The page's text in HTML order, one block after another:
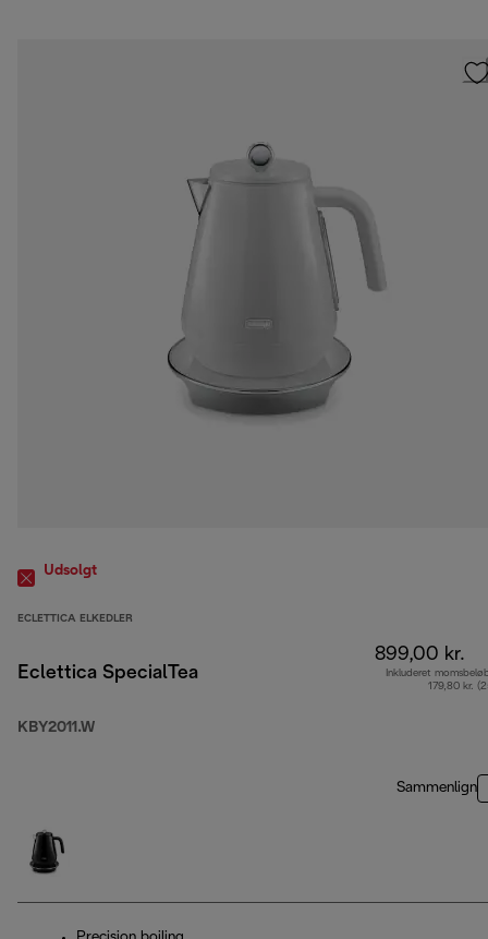
Udsolgt
ECLETTICA ELKEDLER
Eclettica SpecialTea
KBY2011.W
899,00 kr.
Inkluderet
179,80 kr.
Sammenlign